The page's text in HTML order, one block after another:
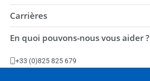
Présence mondiale
Environnement
Conditions générales de ventes
Slavery Act Statement
i-Automation!
Force
Centre d'automatisation
Installations de production
Partenaires solution
Distributeurs
Carrières
Postes vacants
En quoi pouvons-nous vous aider ?
+33 (0)825 825 679